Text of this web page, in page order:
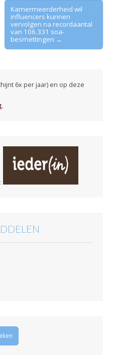
Kamermeerderheid wil
influencers kunnen
vervolgen na recordaantal
van 106.331 soa-
besmettingen →
6x per jaar) en op deze
.